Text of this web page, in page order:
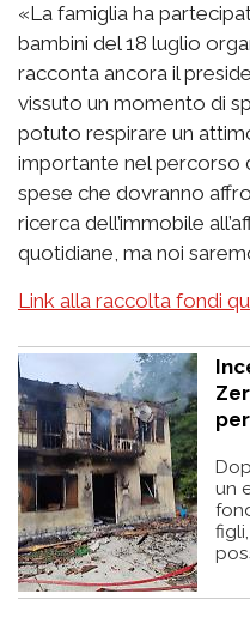
«La famiglia ha
bambini del 18 luglio
racconta ancora il
vissuto un momento di
potuto respirare un
importante nel percorso
spese che dovranno
ricerca dell’immobile
quotidiane, ma noi
Link alla raccolta fondi
un